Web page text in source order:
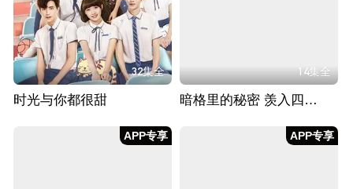
32集全
时光与你都很甜
14集全
暗格里的秘密 羡入四月版
APP专享 APP专享